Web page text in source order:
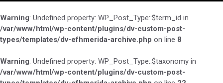
Ανακοινώσεις
Δημιουργικό
Warning: Undefined property: WP_Post_Type::$term_id in
/var/www/html/wp-content/plugins/dv-custom-post-
types/templates/dv-efhmerida-archive.php on line 8
Warning: Undefined property: WP_Post_Type::$taxonomy in
/var/www/html/wp-content/plugins/dv-custom-post-